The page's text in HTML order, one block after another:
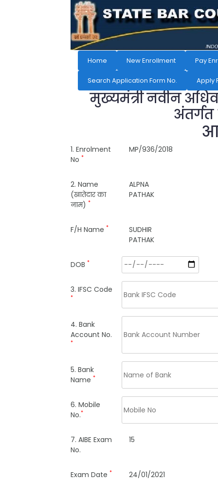
Home New Enrollment Pay
Search Application Form No. Apply
मुख्यमंत्री नवीन
अंतर्गत
1. Enrolment
No *
MP/936/2018
2. Name
(खातेदार का
नाम) *
ALPNA
PATHAK
F/H Name *
SUDHIR
PATHAK
DOB *
3. IFSC Code
*
4. Bank
Account No.
*
5. Bank
Name *
6. Mobile
No.*
7. AIBE Exam
No.
15
Exam Date * 24/01/2021